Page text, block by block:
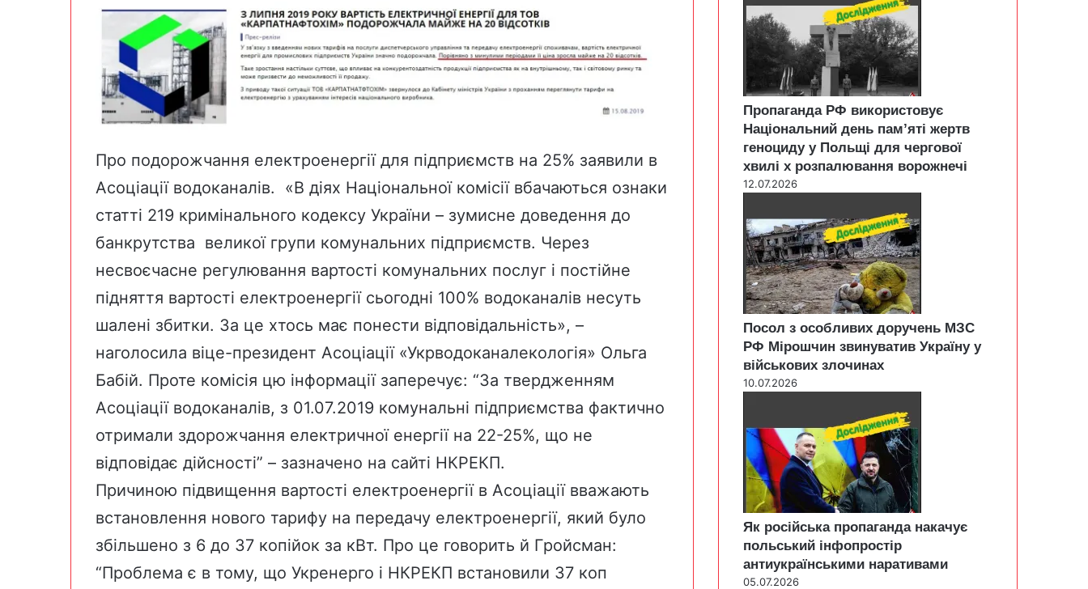
Про подорожчання електроенергії для підприємств на 25% заявили в
Асоціації водоканалів. «В діях Національної комісії вбачаються ознаки
статті 219 кримінального кодексу України – зумисне доведення до
банкрутства великої групи комунальних підприємств. Через
несвоєчасне регулювання вартості комунальних послуг і постійне
підняття вартості електроенергії сьогодні 100% водоканалів несуть
шалені збитки. За це хтось має понести відповідальність», –
наголосила віце-президент Асоціації «Укрводоканалекологія» Ольга
Бабій. Проте комісія цю інформації заперечує: “За твердженням
Асоціації водоканалів, з 01.07.2019 комунальні підприємства фактично
отримали здорожчання електричної енергії на 22-25%, що не
відповідає дійсності” – зазначено на сайті НКРЕКП.
Причиною підвищення вартості електроенергії в Асоціації вважають
встановлення нового тарифу на передачу електроенергії, який було
збільшено з 6 до 37 копійок за кВт. Про це говорить й Гройсман:
“Проблема є в тому, що Укренерго і НКРЕКП встановили 37 коп
Пропаганда РФ використовує
Національний день пам’яті жертв
геноциду у Польщі для чергової
хвилі х розпалювання ворожнечі
12.07.2026
Посол з особливих доручень МЗС
РФ Мірошчин звинуватив Україну у
військових злочинах
10.07.2026
Як російська пропаганда накачує
польський інфопростір
антиукраїнськими наративами
05.07.2026